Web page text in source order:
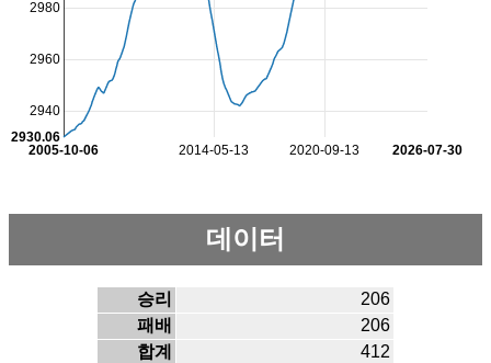
2014-05-13 2020-09-13
2005-10-06 2026-07-30
2940
2960
2980
2930.06
데이터
승리
206
패배
206
합계
412